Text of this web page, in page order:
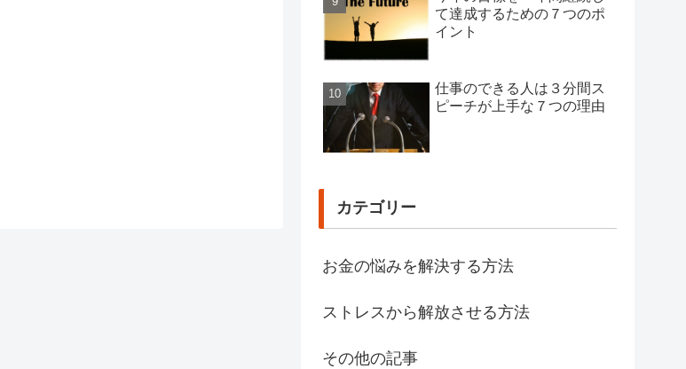
て達成するための７つのポ
イント
仕事のできる人は３分間ス
ピーチが上手な７つの理由
カテゴリー
お金の悩みを解決する方法
ストレスから解放させる方法
その他の記事